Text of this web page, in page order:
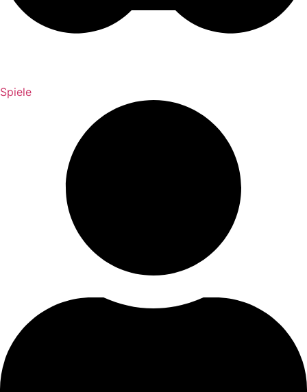
Spiele